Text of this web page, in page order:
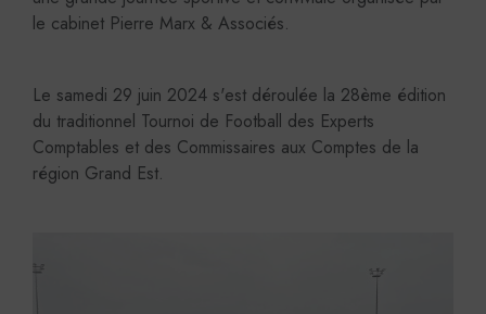
le cabinet Pierre Marx & Associés.
Le samedi 29 juin 2024 s'est déroulée la 28ème édition
du traditionnel Tournoi de Football des Experts
Comptables et des Commissaires aux Comptes de la
région Grand Est.